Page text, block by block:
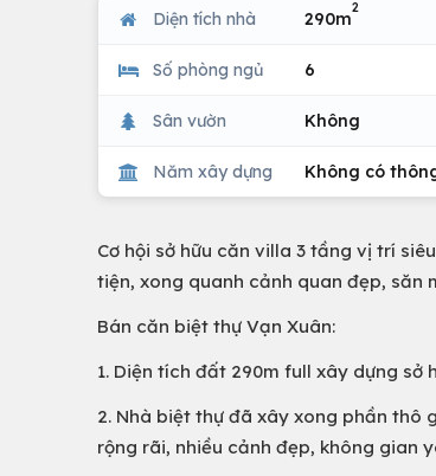
Diện tích nhà 290m
2
Số phòng ngủ 6
Sân vườn Không
Năm xây dựng Không có
Cơ hội sở hữu căn villa 3 tầng vị trí
tiện, xong quanh cảnh quan đẹp, săn
Bán căn biệt thự Vạn Xuân:
1. Diện tích đất 290m full xây dựng sở
2. Nhà biệt thự đã xây xong phần thô
rộng rãi, nhiều cảnh đẹp, không gian